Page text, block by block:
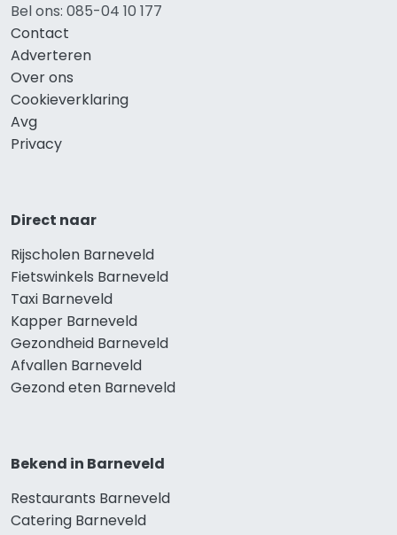
Bel ons: 085-04 10 177
Contact
Adverteren
Over ons
Cookieverklaring
Avg
Privacy
Direct naar
Rijscholen Barneveld
Fietswinkels Barneveld
Taxi Barneveld
Kapper Barneveld
Gezondheid Barneveld
Afvallen Barneveld
Gezond eten Barneveld
Bekend in Barneveld
Restaurants Barneveld
Catering Barneveld